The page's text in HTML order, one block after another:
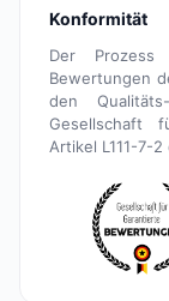
Konformität
Der
Bewertungen
den
Gesellschaft
Artikel L111-7-